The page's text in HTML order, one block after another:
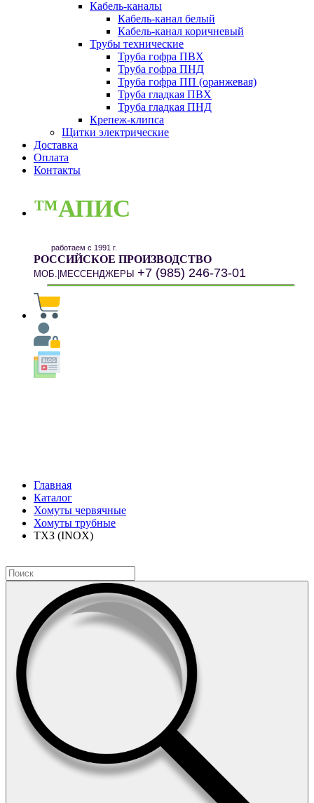
Кабель-каналы
Кабель-канал белый
Кабель-канал коричневый
Трубы технические
Труба гофра ПВХ
Труба гофра ПНД
Труба гофра ПП (оранжевая)
Труба гладкая ПВХ
Труба гладкая ПНД
Крепеж-клипса
Щитки электрические
Доставка
Оплата
Контакты
™АПИС
работаем с 1991 г.
РОССИЙСКОЕ ПРОИЗВОДСТВО
МОБ.|МЕССЕНДЖЕРЫ +7 (985) 246-73-01
Главная
Каталог
Хомуты червячные
Хомуты трубные
ТХЗ (INOX)